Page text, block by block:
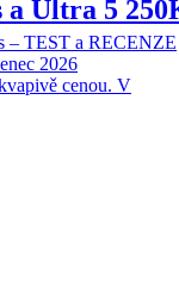
a Ultra 5
– TEST a RECENZE
2026
cenou. V